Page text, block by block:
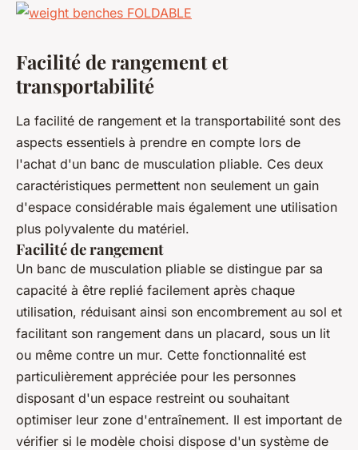
Facilité de rangement et
transportabilité
La facilité de rangement et la transportabilité sont des
aspects essentiels à prendre en compte lors de
l'achat d'un banc de musculation pliable. Ces deux
caractéristiques permettent non seulement un gain
d'espace considérable mais également une utilisation
plus polyvalente du matériel.
Facilité de rangement
Un banc de musculation pliable se distingue par sa
capacité à être replié facilement après chaque
utilisation, réduisant ainsi son encombrement au sol et
facilitant son rangement dans un placard, sous un lit
ou même contre un mur. Cette fonctionnalité est
particulièrement appréciée pour les personnes
disposant d'un espace restreint ou souhaitant
optimiser leur zone d'entraînement. Il est important de
vérifier si le modèle choisi dispose d'un système de